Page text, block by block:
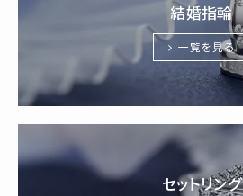
結婚指輪
一覧を見る
セットリング